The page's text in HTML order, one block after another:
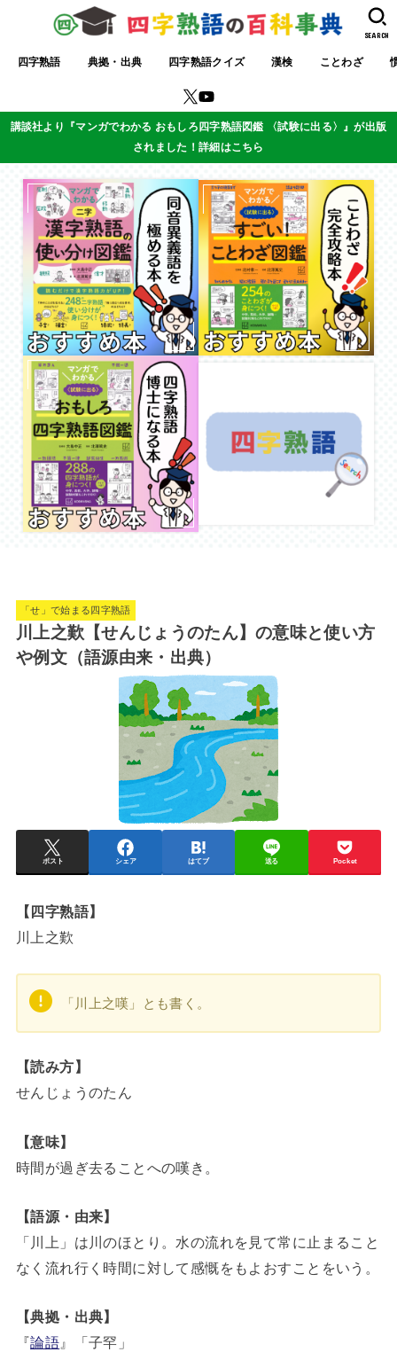
四字熟語 典拠・出典 四字熟語クイズ 漢検 ことわざ
SEARCH
講談社より『マンガでわかる おもしろ四字熟語図鑑 〈試験に出る〉』が出版
されました！詳細はこちら
「せ」で始まる四字熟語
川上之歎【せんじょうのたん】の意味と使い方
や例文（語源由来・出典）
ポスト シェア はてブ 送る Pocket
【四字熟語】
川上之歎
「川上之嘆」とも書く。
【読み方】
せんじょうのたん
【意味】
時間が過ぎ去ることへの嘆き。
【語源・由来】
「川上」は川のほとり。水の流れを見て常に止まること
なく流れ行く時間に対して感慨をもよおすことをいう。
【典拠・出典】
『論語 』「子罕」